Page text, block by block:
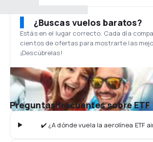
¿Buscas vuelos baratos?
Estás en el lugar correcto. Cada día
cientos de ofertas para mostrarte las
¡Descúbrelas!
Preguntas frecuentes sobre ETF
✔️ ¿A dónde vuela la aerolínea ETF